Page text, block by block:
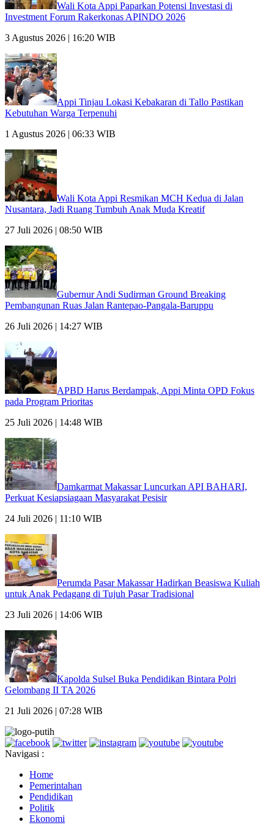
Wali Kota Appi Paparkan Potensi Investasi di
Investment Forum Rakerkonas APINDO 2026
3 Agustus 2026 | 16:20 WIB
Appi Tinjau Lokasi Kebakaran di Tallo Pastikan
Kebutuhan Warga Terpenuhi
1 Agustus 2026 | 06:33 WIB
Wali Kota Appi Resmikan MCH Kedua di Jalan
Nusantara, Jadi Ruang Tumbuh Anak Muda Kreatif
27 Juli 2026 | 08:50 WIB
Gubernur Andi Sudirman Ground Breaking
Pembangunan Ruas Jalan Rantepao-Pangala-Baruppu
26 Juli 2026 | 14:27 WIB
APBD Harus Berdampak, Appi Minta OPD Fokus
pada Program Prioritas
25 Juli 2026 | 14:48 WIB
Damkarmat Makassar Luncurkan API BAHARI,
Perkuat Kesiapsiagaan Masyarakat Pesisir
24 Juli 2026 | 11:10 WIB
Perumda Pasar Makassar Hadirkan Beasiswa Kuliah
untuk Anak Pedagang di Tujuh Pasar Tradisional
23 Juli 2026 | 14:06 WIB
Kapolda Sulsel Buka Pendidikan Bintara Polri
Gelombang II TA 2026
21 Juli 2026 | 07:28 WIB
Navigasi :
Home
Pemerintahan
Pendidikan
Politik
Ekonomi